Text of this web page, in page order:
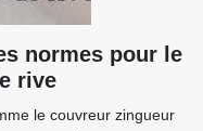
normes pour le
rive
le couvreur zingueur